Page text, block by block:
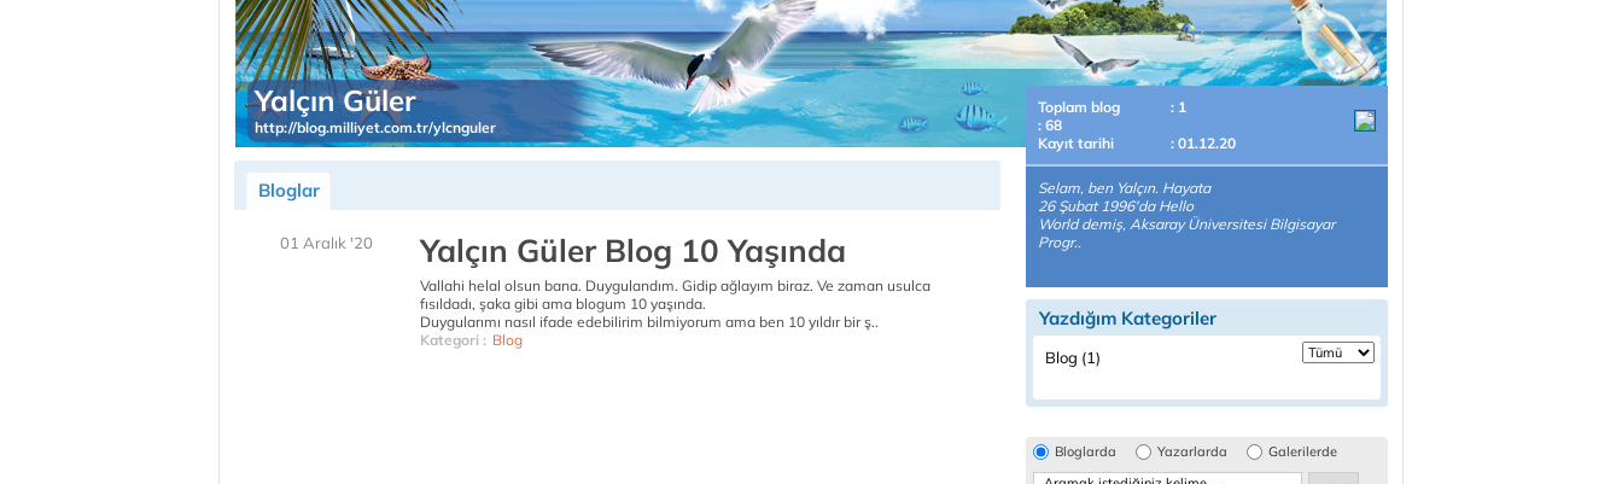
Yalçın Güler
http://blog.milliyet.com.tr/ylcnguler
Bloglar
01 Aralık '20 Yalçın Güler Blog 10 Yaşında
Vallahi helal olsun bana. Duygulandım. Gidip ağlayım biraz. Ve zaman usulca
fısıldadı, şaka gibi ama blogum 10 yaşında.
Duygularımı nasıl ifade edebilirim bilmiyorum ama ben 10 yıldır bir ş..
Kategori : Blog
Toplam blog
: 1
: 68
Kayıt tarihi
: 01.12.20
Selam, ben Yalçın. Hayata
26 Şubat 1996'da Hello
World demiş, Aksaray Üniversitesi Bilgisayar
Progr..
Yazdığım Kategoriler
Blog (1)
Bloglarda Yazarlarda Galerilerde